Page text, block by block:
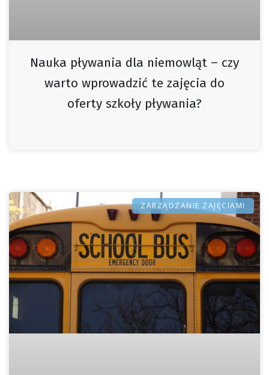
Nauka pływania dla niemowląt – czy
warto wprowadzić te zajęcia do
oferty szkoły pływania?
ZARZĄDZANIE ZAJĘCIAMI